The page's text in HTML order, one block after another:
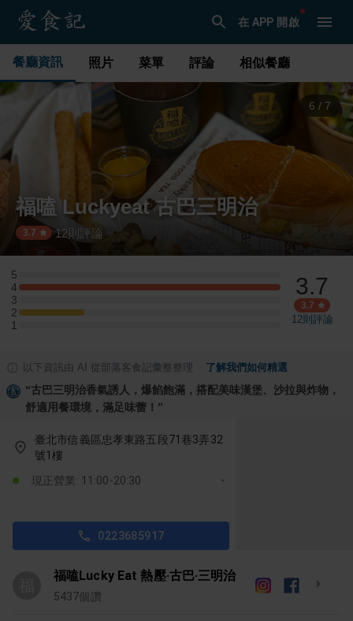
在 APP 開啟
餐廳資訊 照片 菜單 評論 相似餐廳
6 / 7
福嗑 Luckyeat 古巴三明治
3.7 ·12則評論
5
5 星：0 則評論
4
4 星：4 則評論
3
3 星：0 則評論
2
2 星：1 則評論
1
1 星：0 則評論
3.7
3.7
12則評論
以下資訊由 AI 從部落客食記彙整整理 了解我們如何精選
“古巴三明治香氣誘人，爆餡飽滿，搭配美味漢堡、沙拉與炸物，
舒適用餐環境，滿足味蕾！ ”
臺北市信義區忠孝東路五段71巷3弄32
號1樓
現正營業: 11:00-20:30
0223685917
福嗑Lucky Eat 熱壓·古巴·三明治
5437個讚